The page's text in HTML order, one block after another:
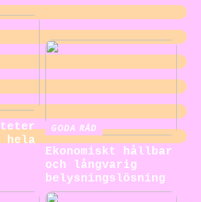
hela
GODA RÅD
Ekonomiskt hållbar
och långvarig
belysningslösning